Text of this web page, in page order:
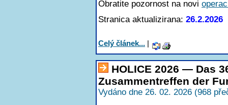
Obratite pozornost na novi
Stranica aktualizirana: 26.2.2026
Celý článek... |
HOLICE 2026 — Das
Zusammentreffen der
Vydáno dne 26. 02. 2026 (968